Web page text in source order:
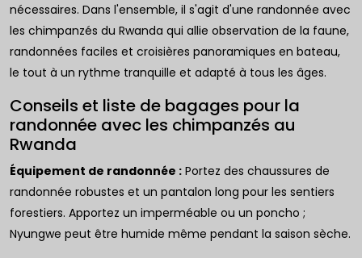
nécessaires. Dans l'ensemble, il s'agit d'une randonnée avec
les chimpanzés du Rwanda qui allie observation de la faune,
randonnées faciles et croisières panoramiques en bateau,
le tout à un rythme tranquille et adapté à tous les âges.
Conseils et liste de bagages pour la
randonnée avec les chimpanzés au
Rwanda
Équipement de randonnée : Portez des chaussures de
randonnée robustes et un pantalon long pour les sentiers
forestiers. Apportez un imperméable ou un poncho ;
Nyungwe peut être humide même pendant la saison sèche.